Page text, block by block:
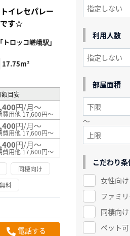
イレセパレー
す☆
ロッコ嵯峨駅」
17.75m²
額目安
円/月～
費用他 17,600円～
円/月～
費用他 17,600円～
円/月～
費用他 17,600円～
同棲向け
料
電話する
利用人数
部屋面積
～
こだわり条
女性向け
ファミ
同棲向け
ペット可